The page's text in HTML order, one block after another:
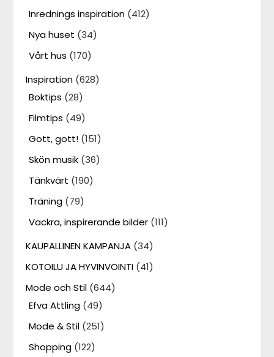
Inrednings inspiration (412)
Nya huset (34)
Vårt hus (170)
Inspiration (628)
Boktips (28)
Filmtips (49)
Gott, gott! (151)
Skön musik (36)
Tänkvärt (190)
Träning (79)
Vackra, inspirerande bilder (111)
KAUPALLINEN KAMPANJA (34)
KOTOILU JA HYVINVOINTI (41)
Mode och Stil (644)
Efva Attling (49)
Mode & Stil (251)
Shopping (122)